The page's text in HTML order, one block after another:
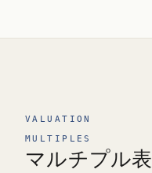
VALUATION
MULTIPLES
マルチプル表